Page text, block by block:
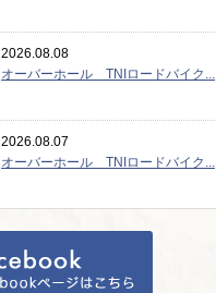
2026.08.08
オーバーホール TNIロードバイク...
2026.08.07
オーバーホール TNIロードバイク...